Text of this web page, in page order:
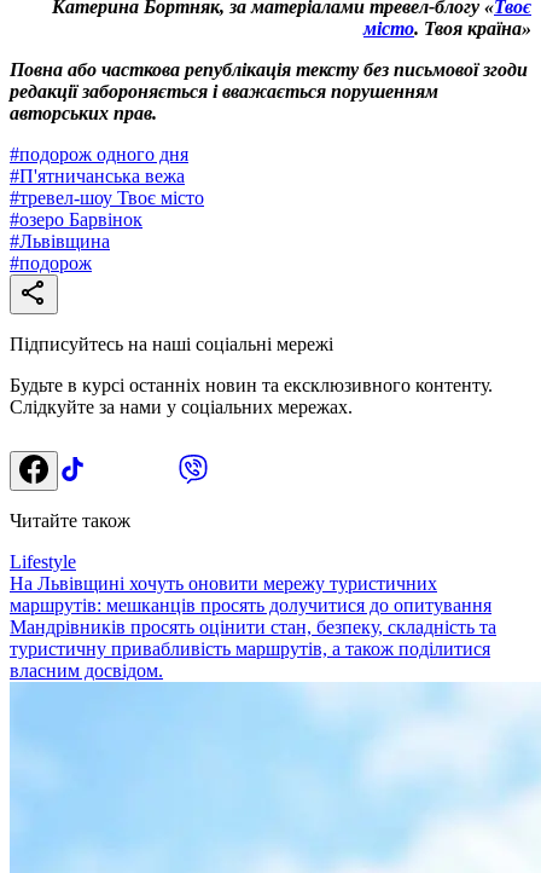
Катерина Бортняк, за матеріалами тревел-блогу «Твоє
місто. Твоя країна»
Повна або часткова републікація тексту без письмової згоди
редакції забороняється і вважається порушенням
авторських прав.
#подорож одного дня
#П'ятничанська вежа
#тревел-шоу Твоє місто
#озеро Барвінок
#Львівщина
#подорож
Підписуйтесь на наші соціальні мережі
Будьте в курсі останніх новин та ексклюзивного контенту.
Слідкуйте за нами у соціальних мережах.
Читайте також
Lifestyle
На Львівщині хочуть оновити мережу туристичних
маршрутів: мешканців просять долучитися до опитування
Мандрівників просять оцінити стан, безпеку, складність та
туристичну привабливість маршрутів, а також поділитися
власним досвідом.